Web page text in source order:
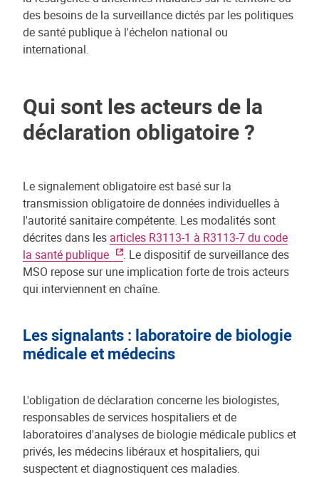
des besoins de la surveillance dictés par les politiques
de santé publique à l'échelon national ou
international.
Qui sont les acteurs de la
déclaration obligatoire ?
Le signalement obligatoire est basé sur la
transmission obligatoire de données individuelles à
l'autorité sanitaire compétente. Les modalités sont
décrites dans les articles R3113-1 à R3113-7 du code
la santé publique
. Le dispositif de surveillance des
MSO repose sur une implication forte de trois acteurs
qui interviennent en chaîne.
Les signalants : laboratoire de biologie
médicale et médecins
L'obligation de déclaration concerne les biologistes,
responsables de services hospitaliers et de
laboratoires d'analyses de biologie médicale publics et
privés, les médecins libéraux et hospitaliers, qui
suspectent et diagnostiquent ces maladies.